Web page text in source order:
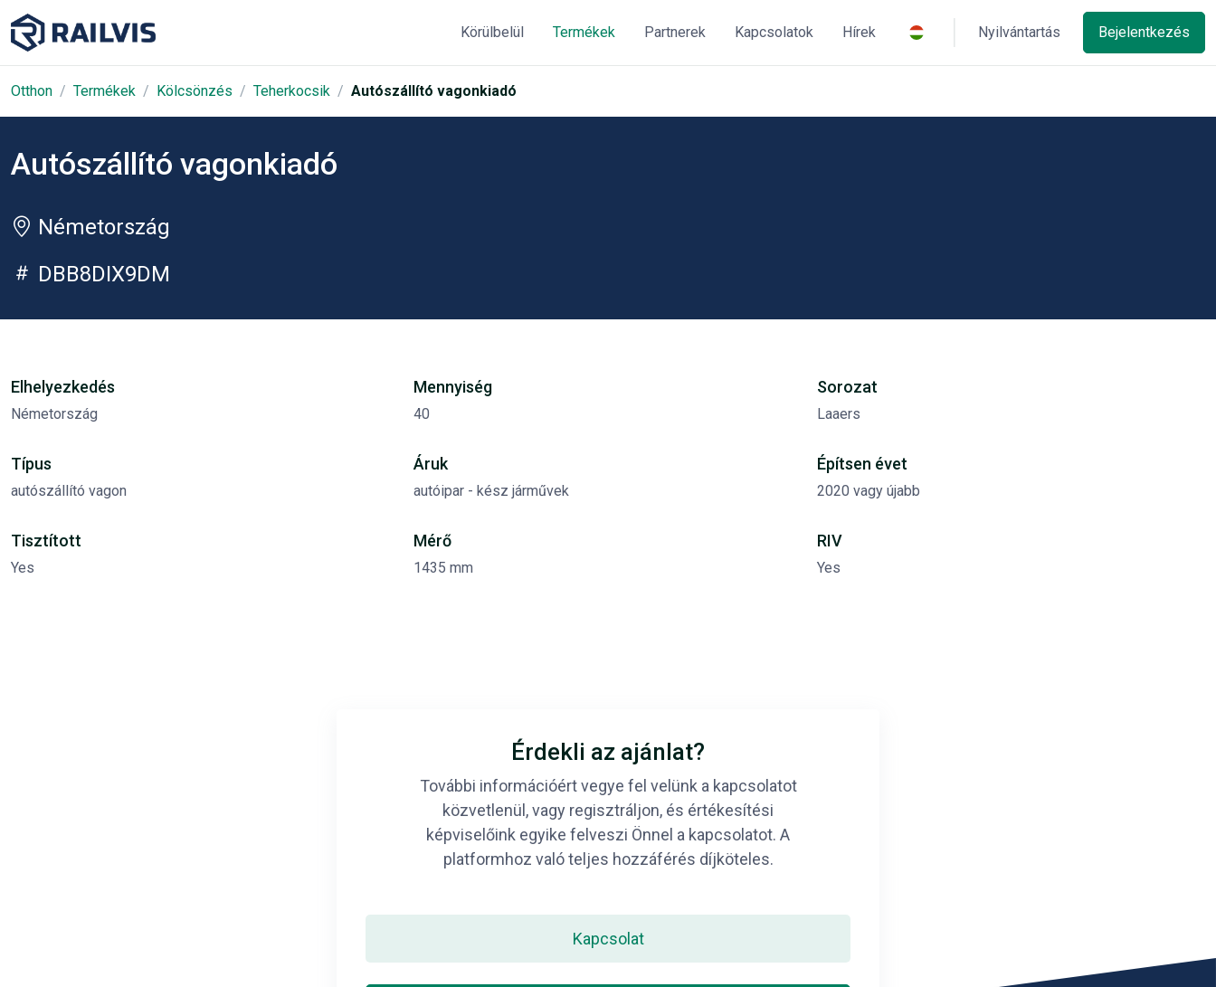
Körülbelül Termékek Partnerek Kapcsolatok Hírek Nyilvántartás Bejelentkezés
Otthon Termékek Kölcsönzés Teherkocsik Autószállító vagonkiadó
Autószállító vagonkiadó
Németország
DBB8DIX9DM
Elhelyezkedés
Németország
Mennyiség
40
Sorozat
Laaers
Típus
autószállító vagon
Áruk
autóipar - kész járművek
Építsen évet
2020 vagy újabb
Tisztított
Yes
Mérő
1435 mm
RIV
Yes
Érdekli az ajánlat?
További információért vegye fel velünk a kapcsolatot
közvetlenül, vagy regisztráljon, és értékesítési
képviselőink egyike felveszi Önnel a kapcsolatot. A
platformhoz való teljes hozzáférés díjköteles.
Kapcsolat